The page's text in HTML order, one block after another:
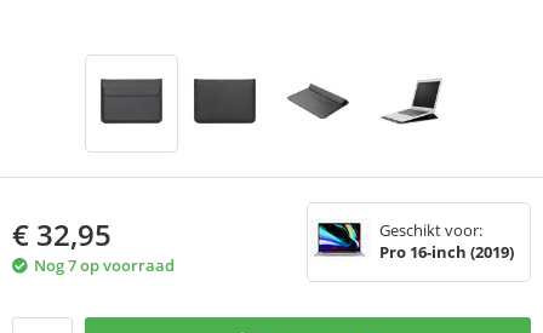
€ 32,95
Nog 7 op voorraad
Geschikt voor:
Pro 16-inch (2019)